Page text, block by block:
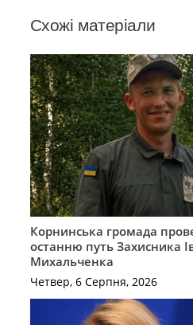
Схожі матеріали
Корнинська громада
останню путь Захисника
Михальченка
Четвер, 6 Серпня, 2026